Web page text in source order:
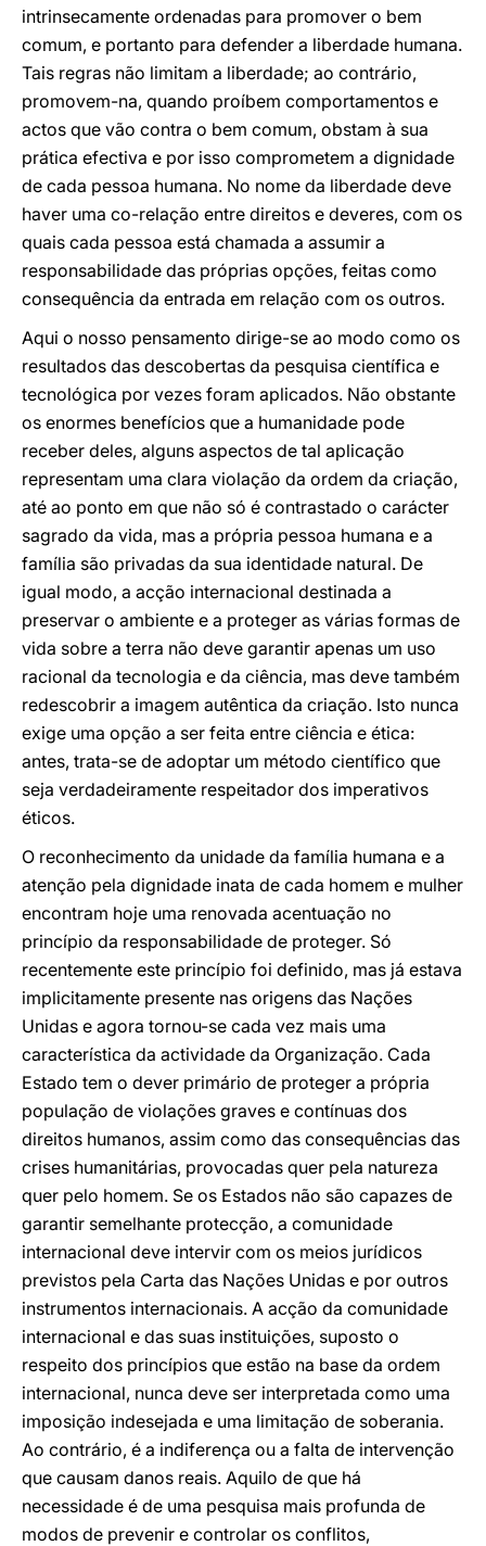
intrinsecamente ordenadas para promover o bem
comum, e portanto para defender a liberdade humana.
Tais regras não limitam a liberdade; ao contrário,
promovem-na, quando proíbem comportamentos e
actos que vão contra o bem comum, obstam à sua
prática efectiva e por isso comprometem a dignidade
de cada pessoa humana. No nome da liberdade deve
haver uma co-relação entre direitos e deveres, com os
quais cada pessoa está chamada a assumir a
responsabilidade das próprias opções, feitas como
consequência da entrada em relação com os outros.
Aqui o nosso pensamento dirige-se ao modo como os
resultados das descobertas da pesquisa científica e
tecnológica por vezes foram aplicados. Não obstante
os enormes benefícios que a humanidade pode
receber deles, alguns aspectos de tal aplicação
representam uma clara violação da ordem da criação,
até ao ponto em que não só é contrastado o carácter
sagrado da vida, mas a própria pessoa humana e a
família são privadas da sua identidade natural. De
igual modo, a acção internacional destinada a
preservar o ambiente e a proteger as várias formas de
vida sobre a terra não deve garantir apenas um uso
racional da tecnologia e da ciência, mas deve também
redescobrir a imagem autêntica da criação. Isto nunca
exige uma opção a ser feita entre ciência e ética:
antes, trata-se de adoptar um método científico que
seja verdadeiramente respeitador dos imperativos
éticos.
O reconhecimento da unidade da família humana e a
atenção pela dignidade inata de cada homem e mulher
encontram hoje uma renovada acentuação no
princípio da responsabilidade de proteger. Só
recentemente este princípio foi definido, mas já estava
implicitamente presente nas origens das Nações
Unidas e agora tornou-se cada vez mais uma
característica da actividade da Organização. Cada
Estado tem o dever primário de proteger a própria
população de violações graves e contínuas dos
direitos humanos, assim como das consequências das
crises humanitárias, provocadas quer pela natureza
quer pelo homem. Se os Estados não são capazes de
garantir semelhante protecção, a comunidade
internacional deve intervir com os meios jurídicos
previstos pela Carta das Nações Unidas e por outros
instrumentos internacionais. A acção da comunidade
internacional e das suas instituições, suposto o
respeito dos princípios que estão na base da ordem
internacional, nunca deve ser interpretada como uma
imposição indesejada e uma limitação de soberania.
Ao contrário, é a indiferença ou a falta de intervenção
que causam danos reais. Aquilo de que há
necessidade é de uma pesquisa mais profunda de
modos de prevenir e controlar os conflitos,